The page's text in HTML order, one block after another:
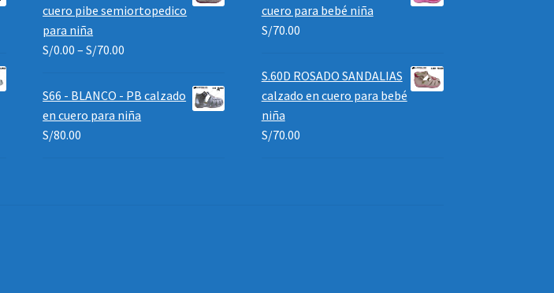
cuero pibe semiortopedico
para niña
S/0.00 –S/70.00
S66 - BLANCO - PB calzado
en cuero para niña
S/80.00
cuero para bebé niña
S/70.00
S.60D ROSADO SANDALIAS
calzado en cuero para bebé
niña
S/70.00